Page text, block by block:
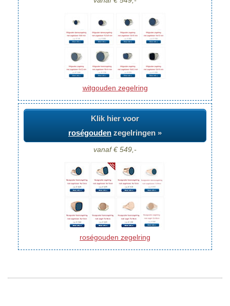
witgouden zegelring
Klik hier voor
roségouden zegelringen »
vanaf € 549,-
roségouden zegelring